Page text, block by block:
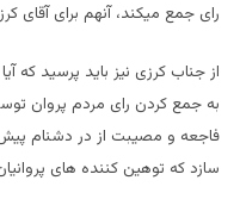
رای جمع میکند، آنهم برای
از جناب کرزی نیز باید پرسید
به جمع کردن رای مردم پروان
فاجعه و مصیبت از در دشنام
سازد که توهین کننده های